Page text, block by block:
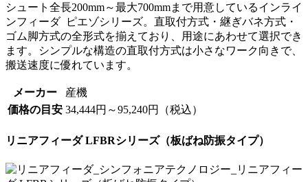
シュート全長200mm～最大700mmまで用意しているインライ
ンフィーダ ピエゾシリーズ。直取付方式・継ぎバネ方式・
ゴム脚方式の全形式を揃えており、用途にあわせて選択でき
ます。シンプルな構造の直取付方式は小さなワーク向きで、
搬送速度に優れています。
メーカー
産機
価格の目安 34,444円～95,240円（税込）
リニアフィーダ LFBRシリーズ（板ばね防振タイプ）